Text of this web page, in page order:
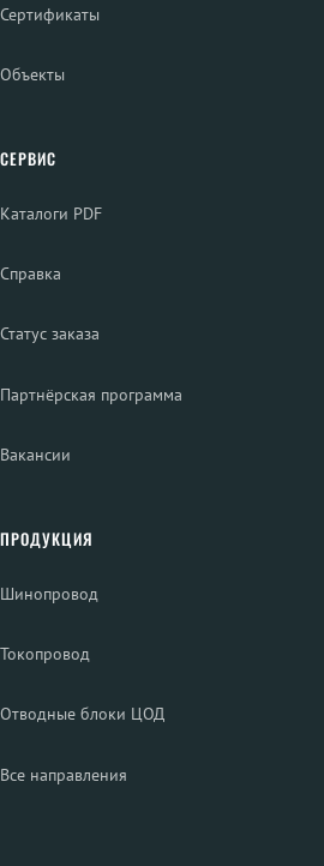
Сертификаты
Объекты
СЕРВИС
Каталоги PDF
Справка
Статус заказа
Партнёрская программа
Вакансии
ПРОДУКЦИЯ
Шинопровод
Токопровод
Отводные блоки ЦОД
Все направления